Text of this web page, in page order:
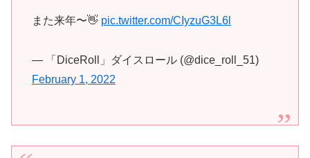
また来年〜👋 pic.twitter.com/CIyzuG3L6l
— 「DiceRoll」ダイスロール (@dice_roll_51)
February 1, 2022